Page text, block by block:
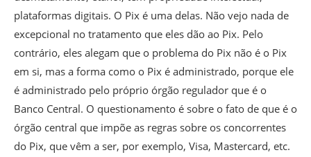
plataformas digitais. O Pix é uma delas. Não vejo nada de
excepcional no tratamento que eles dão ao Pix. Pelo
contrário, eles alegam que o problema do Pix não é o Pix
em si, mas a forma como o Pix é administrado, porque ele
é administrado pelo próprio órgão regulador que é o
Banco Central. O questionamento é sobre o fato de que é o
órgão central que impõe as regras sobre os concorrentes
do Pix, que vêm a ser, por exemplo, Visa, Mastercard, etc.